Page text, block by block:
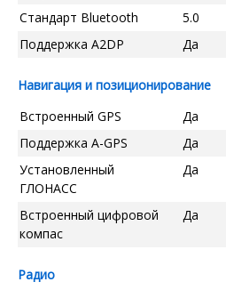
Стандарт Bluetooth
5.0
Поддержка A2DP
Да
Навигация и позиционирование
Встроенный GPS
Да
Поддержка A-GPS
Да
Установленный
ГЛОНАСС
Да
Встроенный цифровой
компас
Да
Радио